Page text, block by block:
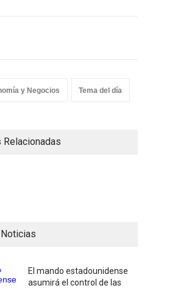
y Negocios Tema del día
Relacionadas
El mando estadounidense
asumirá el control de las